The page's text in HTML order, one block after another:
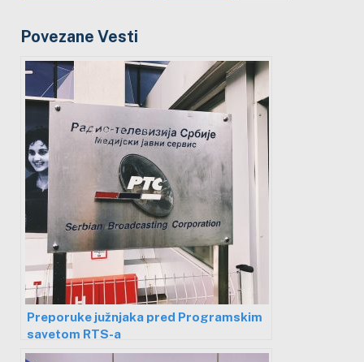
Povezane Vesti
Preporuke južnjaka pred Programskim
savetom RTS-a